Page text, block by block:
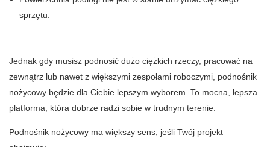
sprzętu.
Jednak gdy musisz podnosić dużo ciężkich rzeczy, pracować na
zewnątrz lub nawet z większymi zespołami roboczymi, podnośnik
nożycowy będzie dla Ciebie lepszym wyborem. To mocna, lepsza
platforma, która dobrze radzi sobie w trudnym terenie.
Podnośnik nożycowy ma większy sens, jeśli Twój projekt